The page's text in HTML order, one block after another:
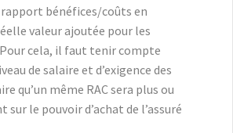
bénéfices/coûts en
valeur ajoutée pour les
cela, il faut tenir compte
de salaire et d’exigence des
qu’un même RAC sera plus ou
le pouvoir d’achat de l’assuré